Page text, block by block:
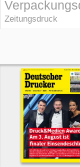
Zeitungsdruck